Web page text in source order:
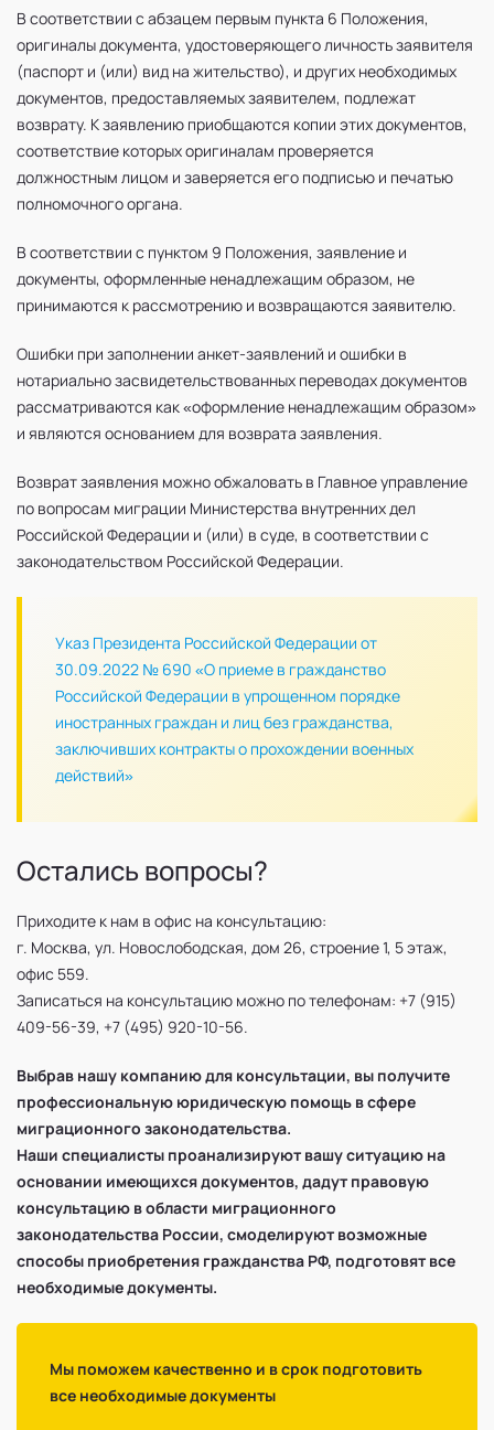
В соответствии с абзацем первым пункта 6 Положения,
оригиналы документа, удостоверяющего личность заявителя
(паспорт и (или) вид на жительство), и других необходимых
документов, предоставляемых заявителем, подлежат
возврату. К заявлению приобщаются копии этих документов,
соответствие которых оригиналам проверяется
должностным лицом и заверяется его подписью и печатью
полномочного органа.
В соответствии с пунктом 9 Положения, заявление и
документы, оформленные ненадлежащим образом, не
принимаются к рассмотрению и возвращаются заявителю.
Ошибки при заполнении анкет-заявлений и ошибки в
нотариально засвидетельствованных переводах документов
рассматриваются как «оформление ненадлежащим образом»
и являются основанием для возврата заявления.
Возврат заявления можно обжаловать в Главное управление
по вопросам миграции Министерства внутренних дел
Российской Федерации и (или) в суде, в соответствии с
законодательством Российской Федерации.
Указ Президента Российской Федерации от
30.09.2022 № 690 «О приеме в гражданство
Российской Федерации в упрощенном порядке
иностранных граждан и лиц без гражданства,
заключивших контракты о прохождении военных
действий»
Остались вопросы?
Приходите к нам в офис на консультацию:
г. Москва, ул. Новослободская, дом 26, строение 1, 5 этаж,
офис 559.
Записаться на консультацию можно по телефонам: +7 (915)
409-56-39, +7 (495) 920-10-56.
Выбрав нашу компанию для консультации, вы получите
профессиональную юридическую помощь в сфере
миграционного законодательства.
Наши специалисты проанализируют вашу ситуацию на
основании имеющихся документов, дадут правовую
консультацию в области миграционного
законодательства России, смоделируют возможные
способы приобретения гражданства РФ, подготовят все
необходимые документы.
Мы поможем качественно и в срок подготовить
все необходимые документы